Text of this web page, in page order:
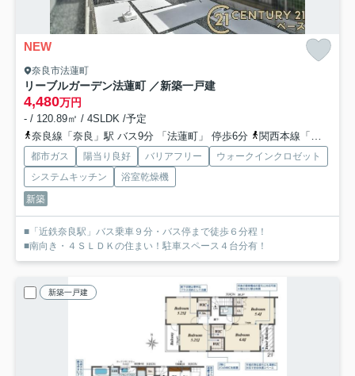
NEW
奈良市法蓮町
リーブルガーデン法蓮町 ／新築一戸建
4,480万円
- / 120.89㎡ / 4SLDK /予定
奈良線「奈良」駅 バス9分 「法蓮町」 停歩6分
関西本線「奈良」駅 徒歩25分
都市ガス 陽当り良好 バリアフリー
ウォークインクロゼット
システムキッチン
浴室乾燥機
新築
■「近鉄奈良駅」バス乗車９分・バス停まで徒歩６分程！
■南向き・４ＳＬＤＫの住まい！駐車スペース４台分有！
新築一戸建